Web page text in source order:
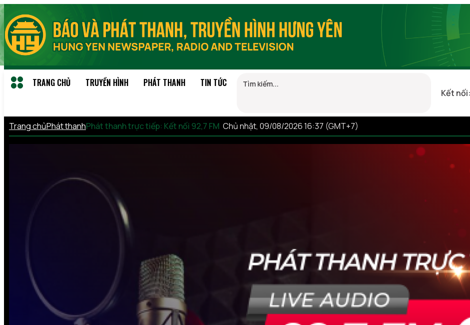
TRANG CHỦ TRUYỀN HÌNH PHÁT THANH TIN TỨC
Kết nối:
Trang chủPhát thanhPhát thanh trực tiếp: Kết nối 92,7 FM Chủ nhật, 09/08/2026 16:37 (GMT+7)